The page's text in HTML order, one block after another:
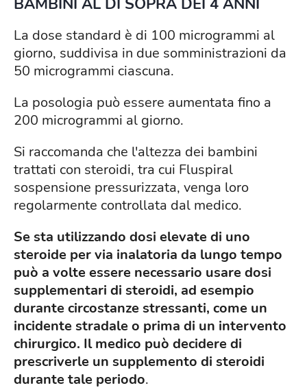
BAMBINI AL DI SOPRA DEI 4 ANNI
La dose standard è di 100 microgrammi al
giorno, suddivisa in due somministrazioni da
50 microgrammi ciascuna.
La posologia può essere aumentata fino a
200 microgrammi al giorno.
Si raccomanda che l'altezza dei bambini
trattati con steroidi, tra cui Fluspiral
sospensione pressurizzata, venga loro
regolarmente controllata dal medico.
Se sta utilizzando dosi elevate di uno
steroide per via inalatoria da lungo tempo
può a volte essere necessario usare dosi
supplementari di steroidi, ad esempio
durante circostanze stressanti, come un
incidente stradale o prima di un intervento
chirurgico. Il medico può decidere di
prescriverle un supplemento di steroidi
durante tale periodo.